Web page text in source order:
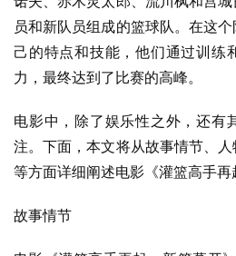
员和新队员组成的篮球队。在这
己的特点和技能，他们通过训练
力，最终达到了比赛的高峰。
电影中，除了娱乐性之外，还有
注。下面，本文将从故事情节、
等方面详细阐述电影《灌篮高手再
故事情节